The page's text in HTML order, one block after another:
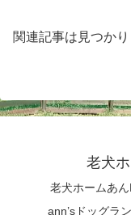
関連記事は見つかり
老犬
老犬ホームあん
ann’sドッグラ